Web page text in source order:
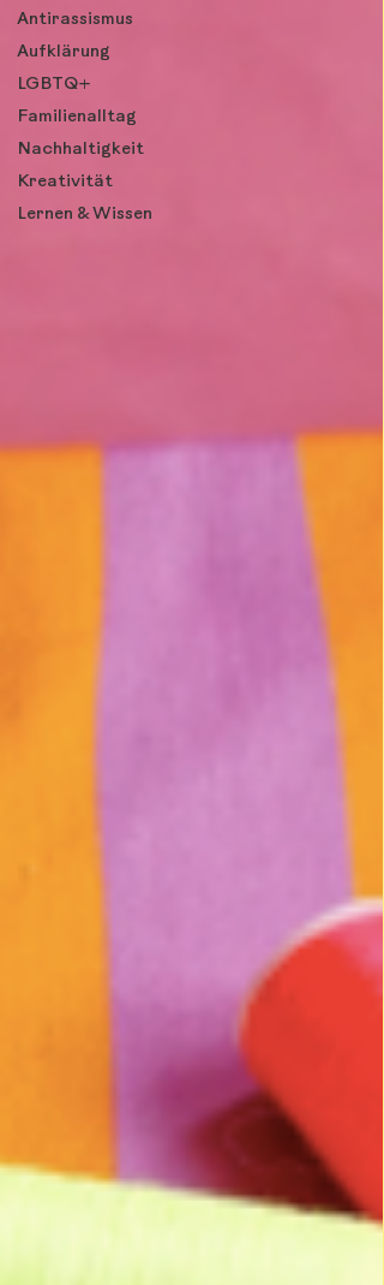
Antirassismus
Aufklärung
LGBTQ+
Familienalltag
Nachhaltigkeit
Kreativität
Lernen & Wissen